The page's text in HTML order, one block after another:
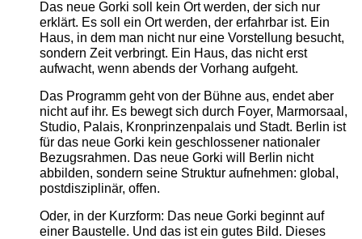
Das neue Gorki soll kein Ort werden, der sich nur
erklärt. Es soll ein Ort werden, der erfahrbar ist. Ein
Haus, in dem man nicht nur eine Vorstellung besucht,
sondern Zeit verbringt. Ein Haus, das nicht erst
aufwacht, wenn abends der Vorhang aufgeht.
Das Programm geht von der Bühne aus, endet aber
nicht auf ihr. Es bewegt sich durch Foyer, Marmorsaal,
Studio, Palais, Kronprinzenpalais und Stadt. Berlin ist
für das neue Gorki kein geschlossener nationaler
Bezugsrahmen. Das neue Gorki will Berlin nicht
abbilden, sondern seine Struktur aufnehmen: global,
postdisziplinär, offen.
Oder, in der Kurzform: Das neue Gorki beginnt auf
einer Baustelle. Und das ist ein gutes Bild. Dieses